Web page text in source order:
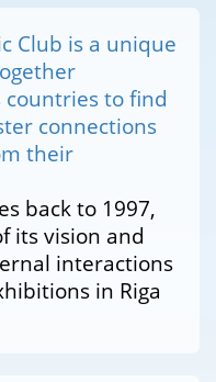
Club is a unique
to find
connections
their
back to 1997,
its vision and
interactions
in Riga